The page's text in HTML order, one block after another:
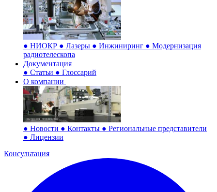
● НИОКР ● Лазеры ● Инжиниринг ● Модернизация
радиотелескопа
Документация
● Статьи ● Глоссарий
О компании
● Новости ● Контакты ● Региональные представители
● Лицензии
Консультация